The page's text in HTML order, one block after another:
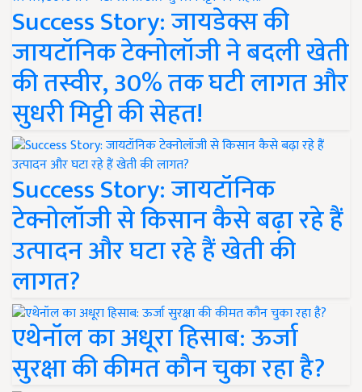
Success Story: जायडेक्स की
जायटॉनिक टेक्नोलॉजी ने बदली खेती
की तस्वीर, 30% तक घटी लागत और
सुधरी मिट्टी की सेहत!
Success Story: जायटॉनिक
टेक्नोलॉजी से किसान कैसे बढ़ा रहे हैं
उत्पादन और घटा रहे हैं खेती की
लागत?
एथेनॉल का अधूरा हिसाब: ऊर्जा
सुरक्षा की कीमत कौन चुका रहा है?